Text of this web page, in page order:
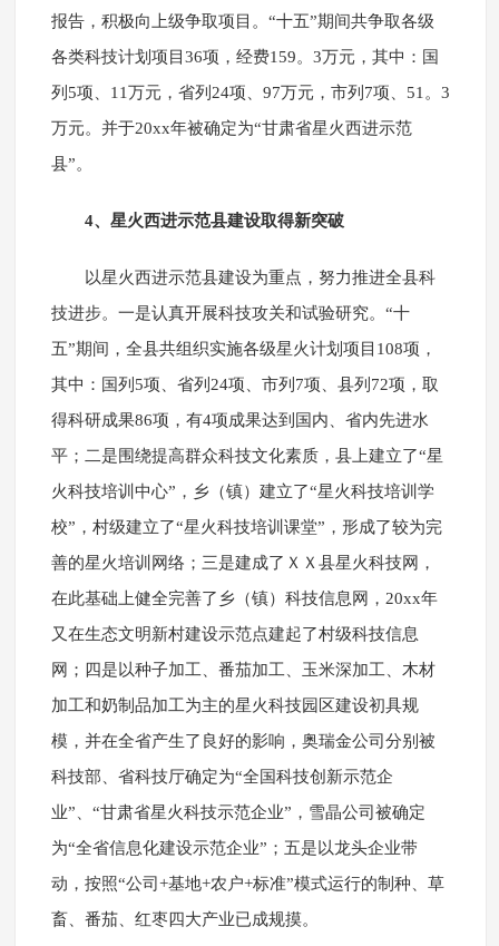
报告，积极向上级争取项目。“十五”期间共争取各级
各类科技计划项目36项，经费159。3万元，其中：国
列5项、11万元，省列24项、97万元，市列7项、51。3
万元。并于20xx年被确定为“甘肃省星火西进示范
县”。
4、星火西进示范县建设取得新突破
以星火西进示范县建设为重点，努力推进全县科
技进步。一是认真开展科技攻关和试验研究。“十
五”期间，全县共组织实施各级星火计划项目108项，
其中：国列5项、省列24项、市列7项、县列72项，取
得科研成果86项，有4项成果达到国内、省内先进水
平；二是围绕提高群众科技文化素质，县上建立了“星
火科技培训中心”，乡（镇）建立了“星火科技培训学
校”，村级建立了“星火科技培训课堂”，形成了较为完
善的星火培训网络；三是建成了ＸＸ县星火科技网，
在此基础上健全完善了乡（镇）科技信息网，20xx年
又在生态文明新村建设示范点建起了村级科技信息
网；四是以种子加工、番茄加工、玉米深加工、木材
加工和奶制品加工为主的星火科技园区建设初具规
模，并在全省产生了良好的影响，奥瑞金公司分别被
科技部、省科技厅确定为“全国科技创新示范企
业”、“甘肃省星火科技示范企业”，雪晶公司被确定
为“全省信息化建设示范企业”；五是以龙头企业带
动，按照“公司+基地+农户+标准”模式运行的制种、草
畜、番茄、红枣四大产业已成规摸。